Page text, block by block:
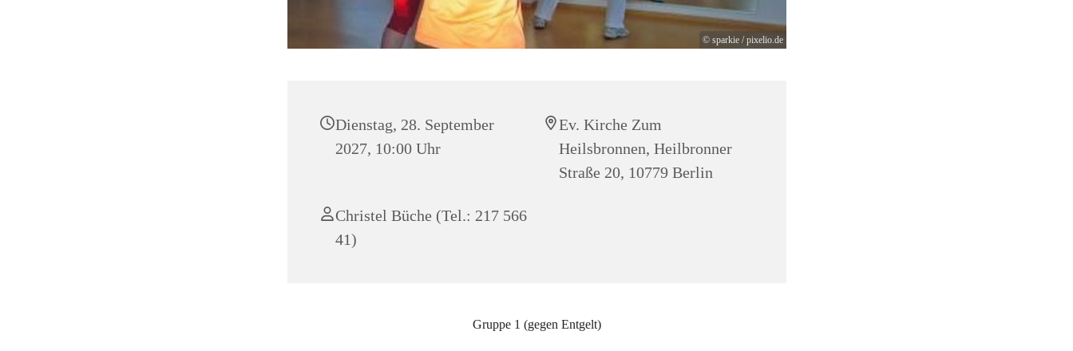
© sparkie / pixelio.de
Dienstag, 28. September
2027, 10:00 Uhr
Ev. Kirche Zum
Heilsbronnen, Heilbronner
Straße 20, 10779 Berlin
Christel Büche (Tel.: 217 566
41)
Gruppe 1 (gegen Entgelt)